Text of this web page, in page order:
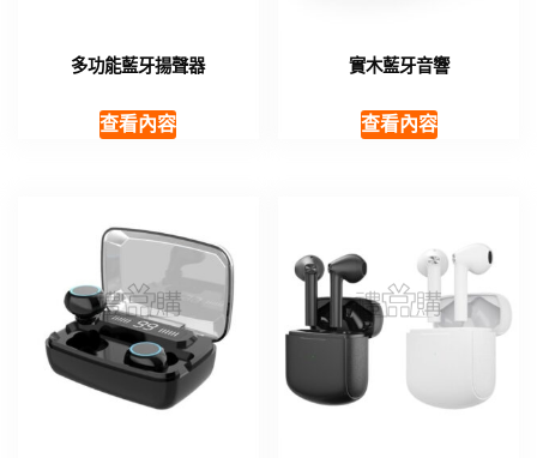
多功能藍牙揚聲器
查看內容
實木藍牙音響
查看內容